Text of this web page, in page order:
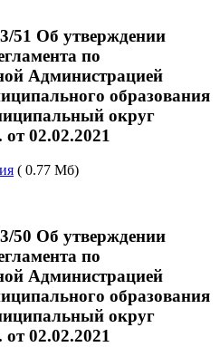
51 Об утверждении
по
Администрацией
образования
округ
02.02.2021
( 0.77 Мб)
50 Об утверждении
по
Администрацией
образования
округ
02.02.2021